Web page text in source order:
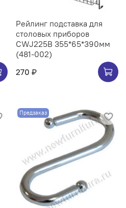
Рейлинг подставка для
столовых приборов
CWJ225B 355*65*390мм
(481-002)
270 ₽
Предзаказ